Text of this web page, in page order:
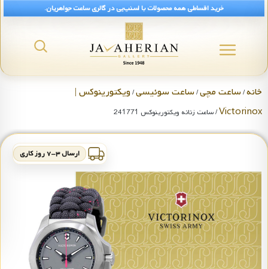
خرید اقساطی همه محصولات با اسنپ‌پی در گالری ساعت جواهریان.
خانه/ساعت مچی/ساعت سوئیسی/ویکتورینوکس |
Victorinox/ ساعت زنانه ویکتورینوکس 241771
ارسال ۳-۷ روز کاری